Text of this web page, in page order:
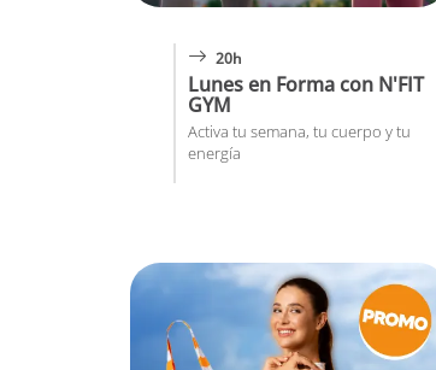
20h
Lunes en Forma con N'FIT
GYM
Activa tu semana, tu cuerpo y tu
energía